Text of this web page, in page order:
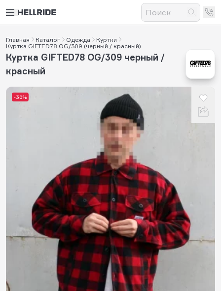
Главная Каталог Одежда
Куртки
Куртка GIFTED78 OG/309 (черный / красный)
-30%
Куртка GIFTED78 OG/309 черный /
красный